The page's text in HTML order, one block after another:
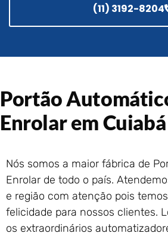
Portão
Enrolar
Portão
Portão
RJ
(11) 3192-8204
Portão
Enrolar em
Nós somos a maior fábrica de
Enrolar de todo o país.
e região com atenção pois
felicidade para nossos clientes.
os extraordinários